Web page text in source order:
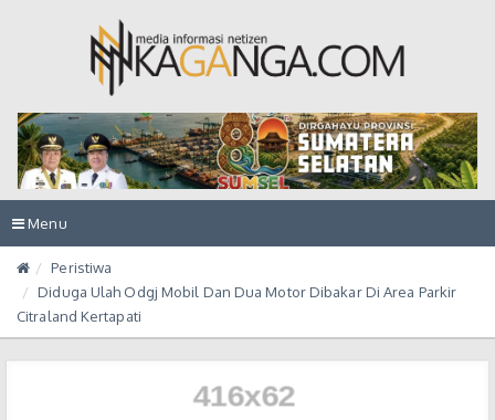
Toggle
navigation
Menu
Peristiwa
Diduga Ulah Odgj Mobil Dan Dua Motor Dibakar Di Area Parkir
Citraland Kertapati